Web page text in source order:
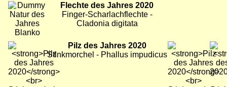
Bild
Flechte des Jahres 2020
Finger-Scharlachflechte -
Cladonia digitata
Bild
Pilz des Jahres 2020
Stinkmorchel - Phallus impudicus
Bild Bild